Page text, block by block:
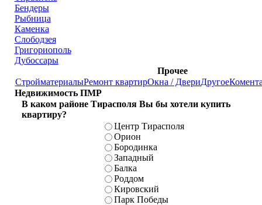
Бендеры
Рыбница
Каменка
Слободзея
Григориополь
Дубоссары
Прочее
СтройматериалыРемонт квартирОкна / ДвериДругое
Недвижимость ПМР
В каком районе Тирасполя Вы бы хотели купить
квартиру?
Центр Тирасполя
Орион
Бородинка
Западный
Балка
Роддом
Кировский
Парк Победы